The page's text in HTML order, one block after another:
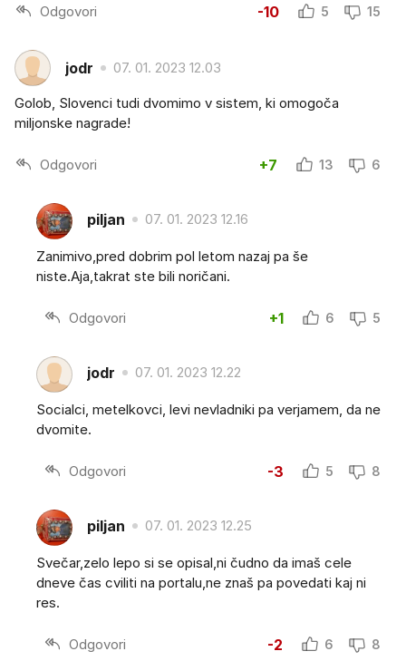
Odgovori -10 5 15
jodr 07. 01. 2023 12.03
Golob, Slovenci tudi dvomimo v sistem, ki omogoča
miljonske nagrade!
Odgovori +7 13 6
piljan 07. 01. 2023 12.16
Zanimivo,pred dobrim pol letom nazaj pa še
niste.Aja,takrat ste bili noričani.
Odgovori +1 6 5
jodr 07. 01. 2023 12.22
Socialci, metelkovci, levi nevladniki pa verjamem, da ne
dvomite.
Odgovori -3 5 8
piljan 07. 01. 2023 12.25
Svečar,zelo lepo si se opisal,ni čudno da imaš cele
dneve čas cviliti na portalu,ne znaš pa povedati kaj ni
res.
Odgovori -2 6 8